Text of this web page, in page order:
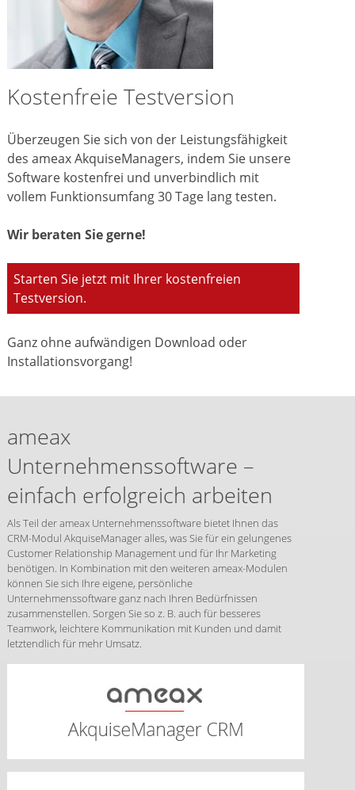
Kostenfreie Testversion
Überzeugen Sie sich von der Leistungsfähigkeit
des ameax AkquiseManagers, indem Sie unsere
Software kostenfrei und unverbindlich mit
vollem Funktionsumfang 30 Tage lang testen.
Wir beraten Sie gerne!
Starten Sie jetzt mit Ihrer kostenfreien
Testversion.
Ganz ohne aufwändigen Download oder
Installationsvorgang!
ameax
Unternehmenssoftware –
einfach erfolgreich arbeiten
Als Teil der ameax Unternehmenssoftware bietet Ihnen das
CRM-Modul AkquiseManager alles, was Sie für ein gelungenes
Customer Relationship Management und für Ihr Marketing
benötigen. In Kombination mit den weiteren ameax-Modulen
können Sie sich Ihre eigene, persönliche
Unternehmenssoftware ganz nach Ihren Bedürfnissen
zusammenstellen. Sorgen Sie so z. B. auch für besseres
Teamwork, leichtere Kommunikation mit Kunden und damit
letztendlich für mehr Umsatz.